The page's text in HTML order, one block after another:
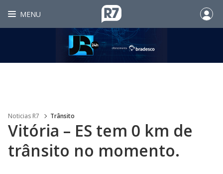
MENU
Noticias R7 Trânsito
Vitória – ES tem 0 km de
trânsito no momento.